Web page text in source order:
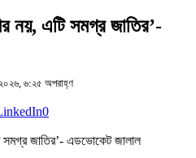
নয়, এটি সমগ্র জাতির’-
৬:২৫ অপরাহ্ণ
0